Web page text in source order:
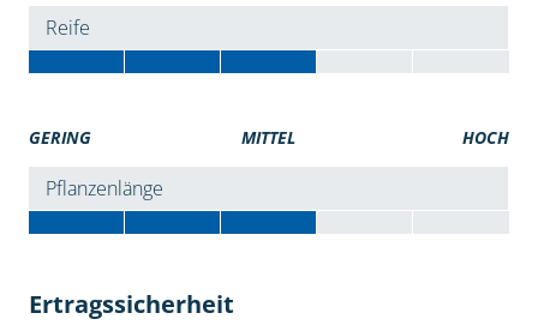
Reife
GERING MITTEL HOCH
Pflanzenlänge
Ertragssicherheit